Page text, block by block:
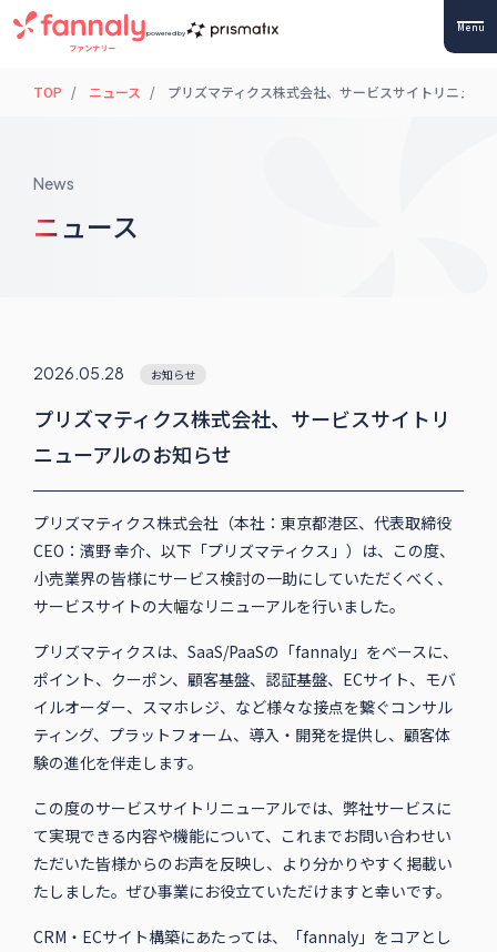
powered by Menu
TOP ニュース プリズマティクス株式会社、サービスサイトリニュー
News
ニュース
2026.05.28 お知らせ
プリズマティクス株式会社、サービスサイトリ
ニューアルのお知らせ
プリズマティクス株式会社（本社：東京都港区、代表取締役
CEO：濱野 幸介、以下「プリズマティクス」）は、この度、
小売業界の皆様にサービス検討の一助にしていただくべく、
サービスサイトの大幅なリニューアルを行いました。
プリズマティクスは、SaaS/PaaSの「fannaly」をベースに、
ポイント、クーポン、顧客基盤、認証基盤、ECサイト、モバ
イルオーダー、スマホレジ、など様々な接点を繋ぐコンサル
ティング、プラットフォーム、導入・開発を提供し、顧客体
験の進化を伴走します。
この度のサービスサイトリニューアルでは、弊社サービスに
て実現できる内容や機能について、これまでお問い合わせい
ただいた皆様からのお声を反映し、より分かりやすく掲載い
たしました。ぜひ事業にお役立ていただけますと幸いです。
CRM・ECサイト構築にあたっては、「fannaly」をコアとし